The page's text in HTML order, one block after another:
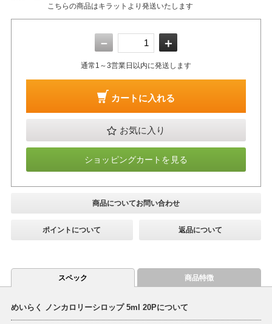
こちらの商品はキラットより発送いたします
－ ＋
通常1～3営業日以内に発送します
カートに入れる
お気に入り
ショッピングカートを見る
商品についてお問い合わせ
ポイントについて 返品について
スペック 商品特徴
めいらく ノンカロリーシロップ 5ml 20Pについて